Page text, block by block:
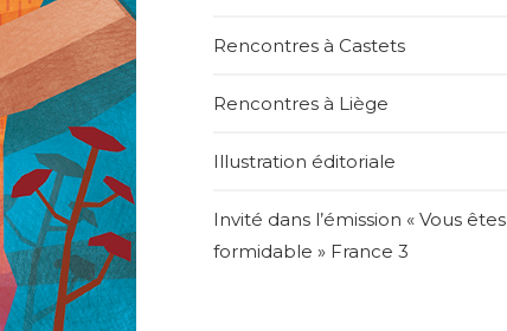
Rencontres à Castets
Rencontres à Liège
Illustration éditoriale
Invité dans l’émission « Vous êtes
formidable » France 3